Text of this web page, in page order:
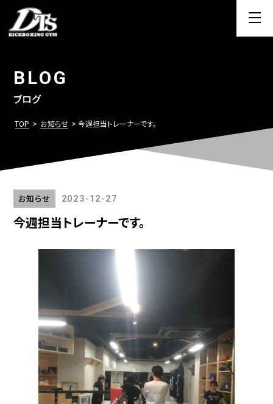
BLOG
ブログ
TOP > お知らせ > 今週担当トレーナーです。
お知らせ 2023-12-27
今週担当トレーナーです。